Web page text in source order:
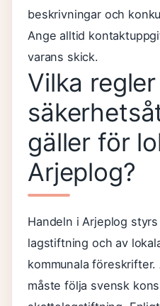
beskrivningar och
Ange alltid
varans skick.
Vilka
gäller för
Arjeplog?
Handeln i Arjeplog
lagstiftning och av
kommunala
måste följa svensk